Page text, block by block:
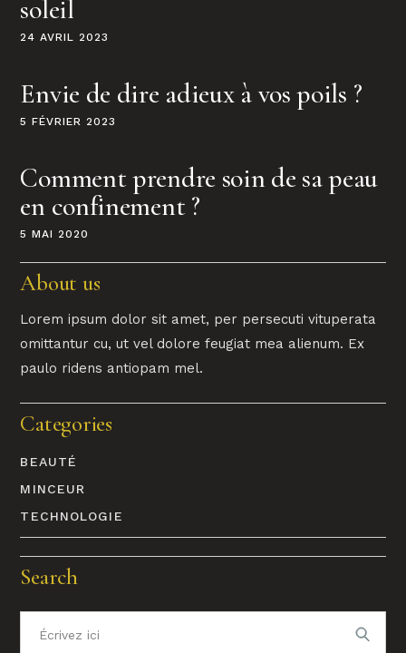
soleil
24 AVRIL 2023
Envie de dire adieux à vos poils ?
5 FÉVRIER 2023
Comment prendre soin de sa peau
en confinement ?
5 MAI 2020
About us
Lorem ipsum dolor sit amet, per persecuti vituperata
omittantur cu, ut vel dolore feugiat mea alienum. Ex
paulo ridens antiopam mel.
Categories
BEAUTÉ
MINCEUR
TECHNOLOGIE
Search
Recherche
pour